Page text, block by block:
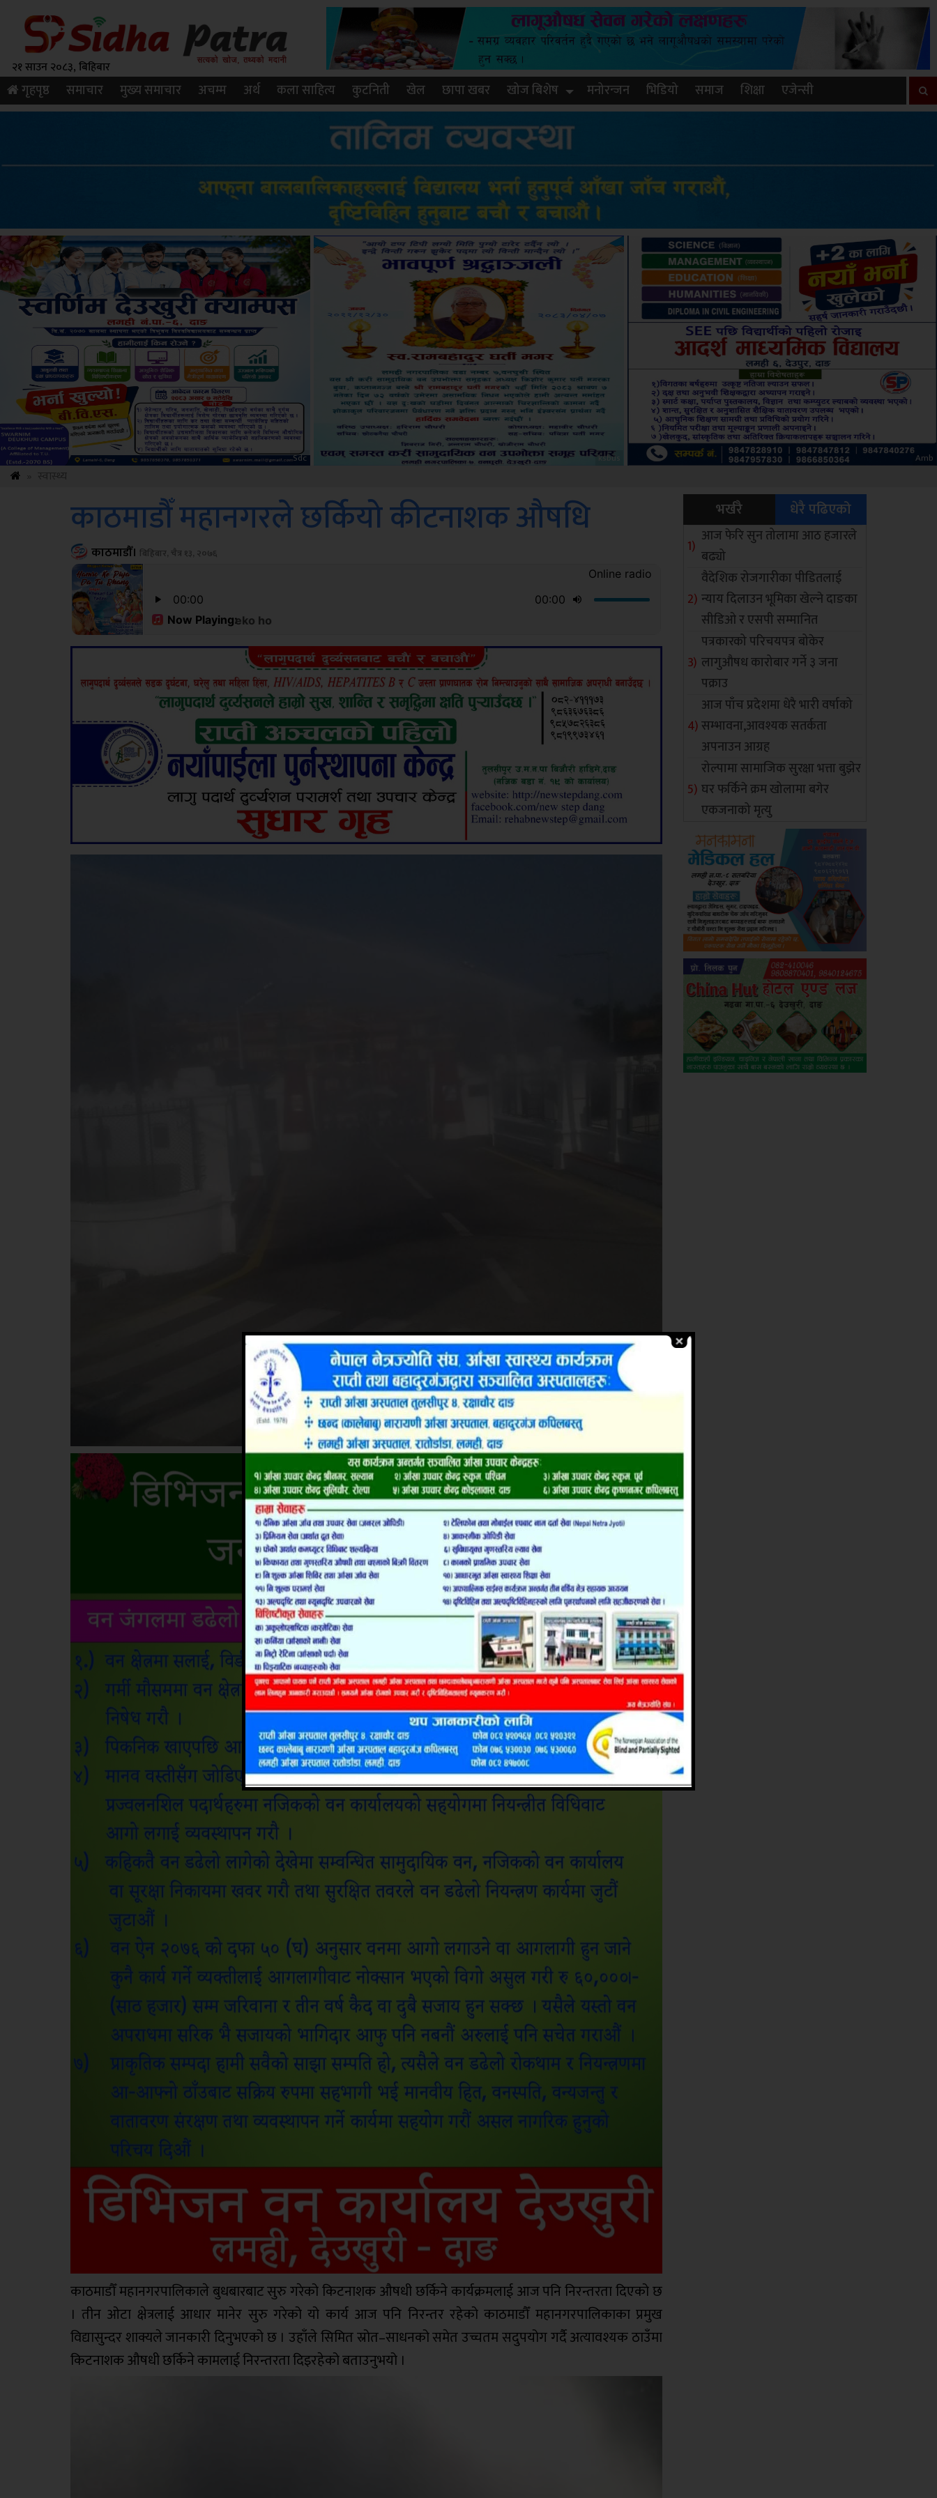
२१ साउन २०८३, बिहिबार
गृहपृष्ठ समाचार मुख्य समाचार अचम्म अर्थ कला साहित्य कुटनिती खेल छापा खबर खोज बिशेष मनोरन्जन भिडियो समाज शिक्षा एजेन्सी
ksbus Amb Sdc
काठमाडौँ महानगरले छर्कियो कीटनाशक औषधि
काठमाडौँ। बिहिबार, चैत्र १३, २०७६
काठमाडौँ महानगरपालिकाले बुधबारबाट सुरु गरेको किटनाशक औषधी छर्किने कार्यक्रमलाई आज पनि निरन्तरता दिएको छ
। तीन ओटा क्षेत्रलाई आधार मानेर सुरु गरेको यो कार्य आज पनि निरन्तर रहेको काठमाडौँ महानगरपालिकाका प्रमुख
विद्यासुन्दर शाक्यले जानकारी दिनुभएको छ । उहाँले सिमित स्रोत–साधनको समेत उच्चतम सदुपयोग गर्दै अत्यावश्यक ठाउँमा
किटनाशक औषधी छर्किने कामलाई निरन्तरता दिइरहेको बताउनुभयो ।
भर्खरै धेरै पढिएको
आज फेरि सुन तोलामा आठ हजारले
बढ्यो
वैदेशिक रोजगारीका पीडितलाई
न्याय दिलाउन भूमिका खेल्ने दाङका
सीडिओ र एसपी सम्मानित
पत्रकारको परिचयपत्र बोकेर
लागुऔषध कारोबार गर्ने ३ जना
पक्राउ
आज पाँच प्रदेशमा धेरै भारी वर्षाको
सम्भावना,आवश्यक सतर्कता
अपनाउन आग्रह
रोल्पामा सामाजिक सुरक्षा भत्ता बुझेर
घर फर्किने क्रम खोलामा बगेर
एकजनाको मृत्यु